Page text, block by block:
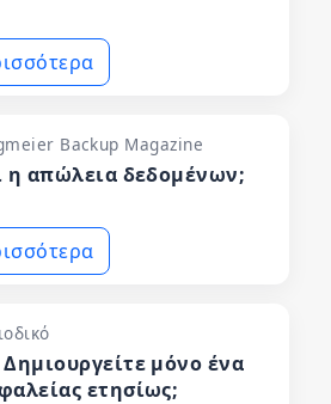
Backup Magazine
η απώλεια δεδομένων;
μόνο ένα
ετησίως;